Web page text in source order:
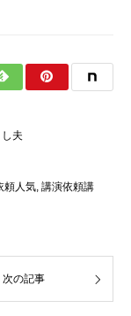
夫
頼人気, 講演依頼講
次の記事